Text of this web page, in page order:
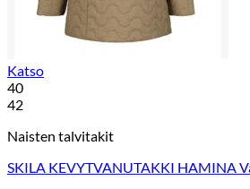
Katso
40
42
Naisten talvitakit
SKILA KEVYTVANUTAKKI HAMINA